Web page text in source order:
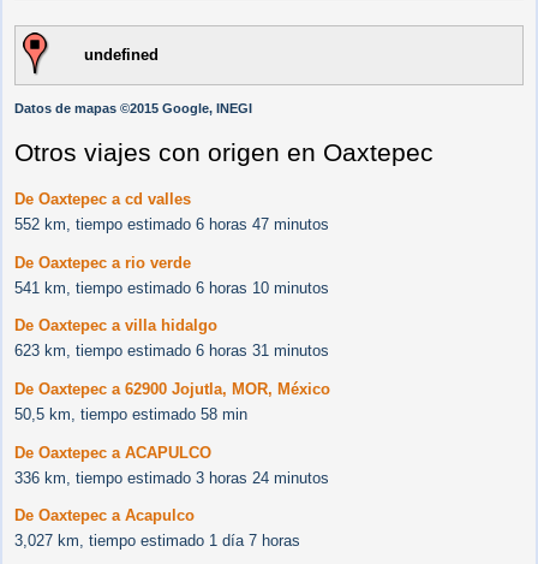
undefined
Datos de mapas ©2015 Google, INEGI
Otros viajes con origen en Oaxtepec
De Oaxtepec a cd valles
552 km, tiempo estimado 6 horas 47 minutos
De Oaxtepec a rio verde
541 km, tiempo estimado 6 horas 10 minutos
De Oaxtepec a villa hidalgo
623 km, tiempo estimado 6 horas 31 minutos
De Oaxtepec a 62900 Jojutla, MOR, México
50,5 km, tiempo estimado 58 min
De Oaxtepec a ACAPULCO
336 km, tiempo estimado 3 horas 24 minutos
De Oaxtepec a Acapulco
3,027 km, tiempo estimado 1 día 7 horas